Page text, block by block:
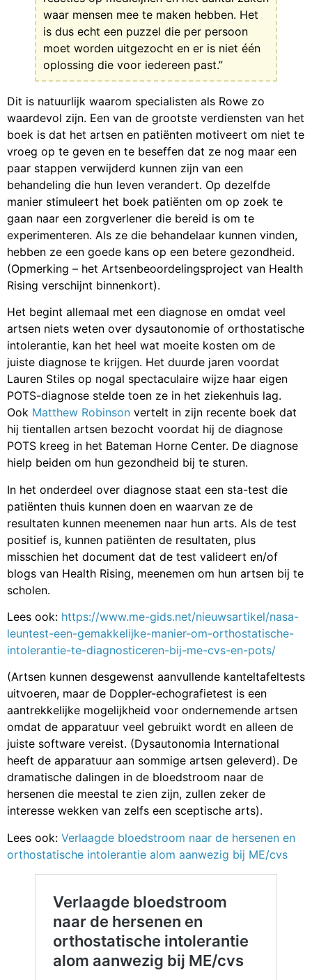
waar mensen mee te maken hebben. Het
is dus echt een puzzel die per persoon
moet worden uitgezocht en er is niet één
oplossing die voor iedereen past.”
Dit is natuurlijk waarom specialisten als Rowe zo
waardevol zijn. Een van de grootste verdiensten van het
boek is dat het artsen en patiënten motiveert om niet te
vroeg op te geven en te beseffen dat ze nog maar een
paar stappen verwijderd kunnen zijn van een
behandeling die hun leven verandert. Op dezelfde
manier stimuleert het boek patiënten om op zoek te
gaan naar een zorgverlener die bereid is om te
experimenteren. Als ze die behandelaar kunnen vinden,
hebben ze een goede kans op een betere gezondheid.
(Opmerking – het Artsenbeoordelingsproject van Health
Rising verschijnt binnenkort).
Het begint allemaal met een diagnose en omdat veel
artsen niets weten over dysautonomie of orthostatische
intolerantie, kan het heel wat moeite kosten om de
juiste diagnose te krijgen. Het duurde jaren voordat
Lauren Stiles op nogal spectaculaire wijze haar eigen
POTS-diagnose stelde toen ze in het ziekenhuis lag.
Ook Matthew Robinson vertelt in zijn recente boek dat
hij tientallen artsen bezocht voordat hij de diagnose
POTS kreeg in het Bateman Horne Center. De diagnose
hielp beiden om hun gezondheid bij te sturen.
In het onderdeel over diagnose staat een sta-test die
patiënten thuis kunnen doen en waarvan ze de
resultaten kunnen meenemen naar hun arts. Als de test
positief is, kunnen patiënten de resultaten, plus
misschien het document dat de test valideert en/of
blogs van Health Rising, meenemen om hun artsen bij te
scholen.
Lees ook: https://www.me-gids.net/nieuwsartikel/nasa-
leuntest-een-gemakkelijke-manier-om-orthostatische-
intolerantie-te-diagnosticeren-bij-me-cvs-en-pots/
(Artsen kunnen desgewenst aanvullende kanteltafeltests
uitvoeren, maar de Doppler-echografietest is een
aantrekkelijke mogelijkheid voor ondernemende artsen
omdat de apparatuur veel gebruikt wordt en alleen de
juiste software vereist. (Dysautonomia International
heeft de apparatuur aan sommige artsen geleverd). De
dramatische dalingen in de bloedstroom naar de
hersenen die meestal te zien zijn, zullen zeker de
interesse wekken van zelfs een sceptische arts).
Lees ook: Verlaagde bloedstroom naar de hersenen en
orthostatische intolerantie alom aanwezig bij ME/cvs